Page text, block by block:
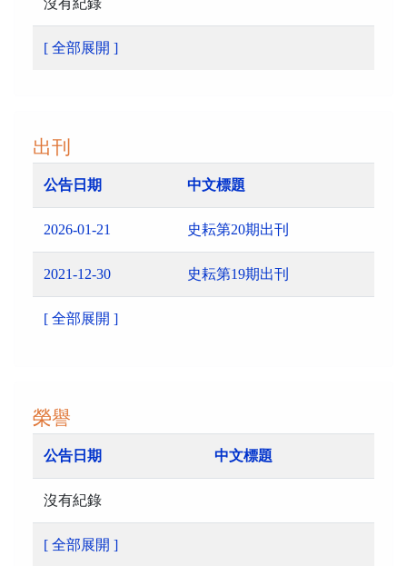
沒有紀錄
[ 全部展開 ]
出刊
公告日期 中文標題
2026-01-21 史耘第20期出刊
2021-12-30 史耘第19期出刊
[ 全部展開 ]
榮譽
公告日期 中文標題
沒有紀錄
[ 全部展開 ]